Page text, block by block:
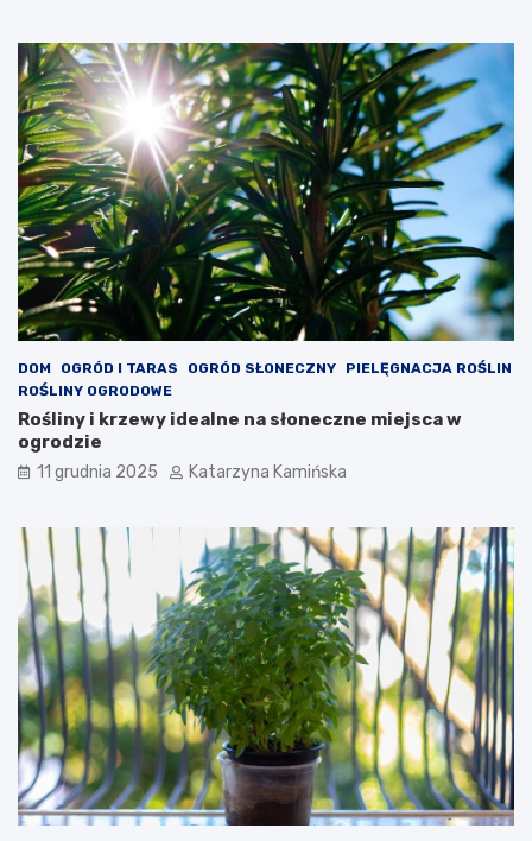
o
m
i
e
s
z
c
z
e
n
i
a
c
h
k
t
y
,
k
t
ó
r
e
w
a
r
t
o
s
p
o
ż
w
ć
DOM OGRÓD I TARAS OGRÓD SŁONECZNY
PIELĘGNACJA ROŚLIN
ROŚLINY OGRODOWE
Rośliny i krzewy idealne na słoneczne miejsca w
ogrodzie
11 grudnia 2025 Katarzyna Kamińska